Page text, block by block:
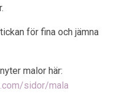
för fina och jämna
malor här:
sidor/mala